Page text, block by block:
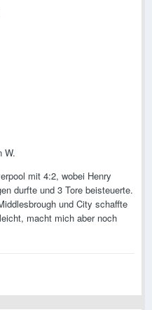
W.
mit 4:2, wobei Henry
durfte und 3 Tore beisteuerte.
und City schaffte
macht mich aber noch